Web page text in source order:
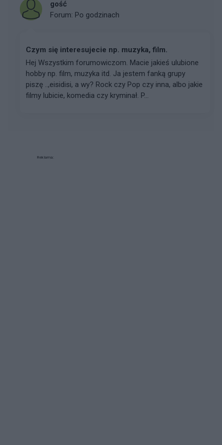
gość
Forum: Po godzinach
Czym się interesujecie np. muzyka, film.
Hej Wszystkim forumowiczom. Macie jakieś ulubione
hobby np. film, muzyka itd. Ja jestem fanką grupy
piszę ..,eisidisi, a wy? Rock czy Pop czy inna, albo jakie
filmy lubicie, komedia czy kryminał. P...
Reklama: